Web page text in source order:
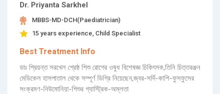
Dr. Priyanta Sarkhel
MBBS-MD-DCH(Paediatrician)
15 years experience, Child Specialist
Best Treatment Info
ডাঃ প্রিয়ন্ত সরখেল শ্রেষ্ঠ শিশু রোগের ওষুধ বিশেষজ্ঞ চিকিৎসক,তিনি চিত্তরঞ্জন
মেডিকেল হাসপাতাল থেকে সম্পূর্ণ ডিগ্রি নিয়েছেন,জ্বর-সর্দি-কাশি-ফুসফুসের
সংক্রমণ-নিউমোনিয়া-শিশুর গ্যাস্ট্রিক-অম্লতা